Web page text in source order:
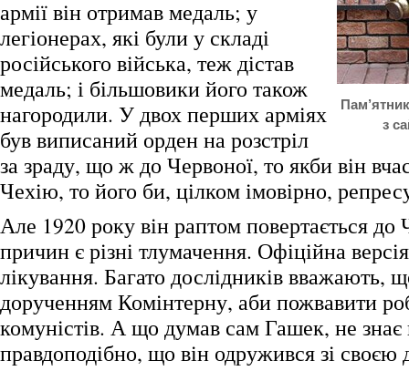
з
армії він отримав медаль; у
легіонерах, які були у складі
російського війська, теж дістав
медаль; і більшовики його також
нагородили. У двох перших арміях
був виписаний орден на розстріл
за зраду, що ж до Червоної, то якби він
Чехію, то його би, цілком імовірно,
Але 1920 року він раптом повертається до
причин є різні тлумачення. Офіційна
лікування. Багато дослідників вважають,
дорученням Комінтерну, аби пожвавити
комуністів. А що думав сам Гашек, не
правдоподібно, що він одружився зі своєю